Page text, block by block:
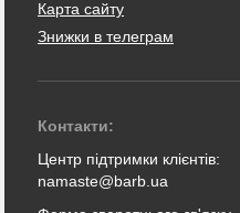
Карта сайту
Знижки в телеграм
Контакти:
Центр підтримки клієнтів:
namaste@barb.ua